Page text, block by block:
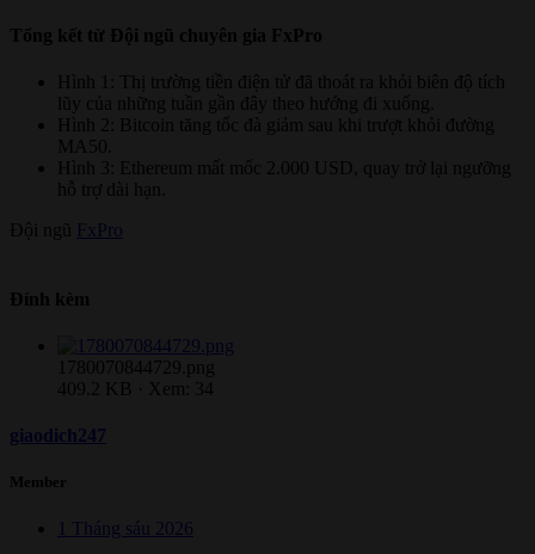
Tổng kết từ Đội ngũ chuyên gia FxPro​
Hình 1: Thị trường tiền điện tử đã thoát ra khỏi biên độ tích
lũy của những tuần gần đây theo hướng đi xuống.
Hình 2: Bitcoin tăng tốc đà giảm sau khi trượt khỏi đường
MA50.
Hình 3: Ethereum mất mốc 2.000 USD, quay trở lại ngưỡng
hỗ trợ dài hạn.
Đội ngũ
FxPro
Đính kèm
1780070844729.png
409.2 KB · Xem: 34
giaodich247
Member
1 Tháng sáu 2026